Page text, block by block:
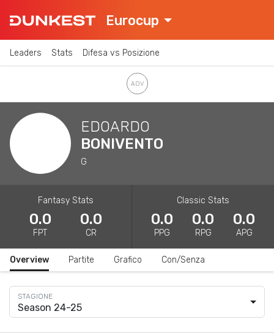
Eurocup
Leaders Stats Difesa vs Posizione
EDOARDO
BONIVENTO
G
Fantasy Stats
0.0
FPT
0.0
CR
Classic Stats
0.0
PPG
0.0
RPG
0.0
APG
Overview Partite Grafico Con/Senza
Season 24-25